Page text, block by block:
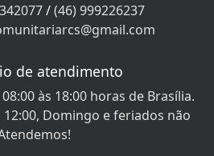
/(46) 999226237
de atendimento
às 18:00 horas de Brasília.
12:00, Domingo e feriados não